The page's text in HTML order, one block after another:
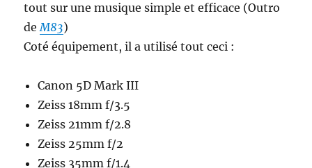
tout sur une musique simple et efficace (Outro
deM83)
Coté équipement, il a utilisé tout ceci :
Canon 5D Mark III
Zeiss 18mm f/3.5
Zeiss 21mm f/2.8
Zeiss 25mm f/2
Zeiss 35mm f/1.4